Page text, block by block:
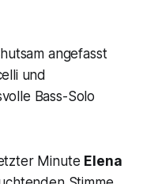
angefasst
und
Bass-Solo
Minute Elena